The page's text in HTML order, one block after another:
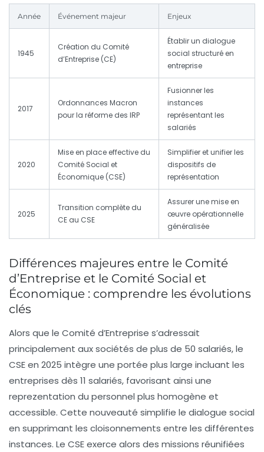
Année Événement majeur Enjeux
1945
Création du Comité
d’Entreprise (CE)
Établir un dialogue
social structuré en
entreprise
2017
Ordonnances Macron
pour la réforme des IRP
Fusionner les
instances
représentant les
salariés
2020
Mise en place effective du
Comité Social et
Économique (CSE)
Simplifier et unifier les
dispositifs de
représentation
2025
Transition complète du
CE au CSE
Assurer une mise en
œuvre opérationnelle
généralisée
Différences majeures entre le Comité
d’Entreprise et le Comité Social et
Économique : comprendre les évolutions
clés
Alors que le Comité d’Entreprise s’adressait
principalement aux sociétés de plus de 50 salariés, le
CSE en 2025 intègre une portée plus large incluant les
entreprises dès 11 salariés, favorisant ainsi une
reprezentation du personnel plus homogène et
accessible. Cette nouveauté simplifie le dialogue social
en supprimant les cloisonnements entre les différentes
instances. Le CSE exerce alors des missions réunifiées